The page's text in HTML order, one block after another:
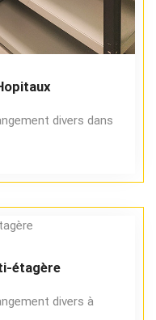
divers dans
étagère
divers à